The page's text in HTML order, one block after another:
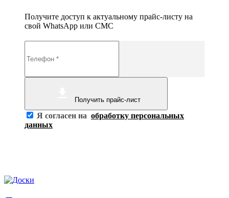
Получите доступ к актуальному прайс-листу на
свой WhatsApp или СМС
Получить прайс-лист
Я согласен на обработку персональных
данных